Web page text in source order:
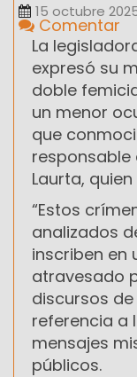
15 octubre
Comentar
La
expresó su
doble
un menor
que
responsable
Laurta,
“Estos
analizados
inscriben en
atravesado
discursos
referencia a
mensajes
públicos.